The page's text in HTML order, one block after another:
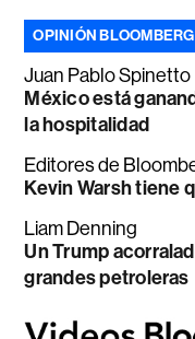
OPINIÓN BLOOMBERG
Juan Pablo Spinetto
México está
la hospitalidad
Editores de
Kevin Warsh tiene
Liam Denning
Un Trump
grandes petroleras